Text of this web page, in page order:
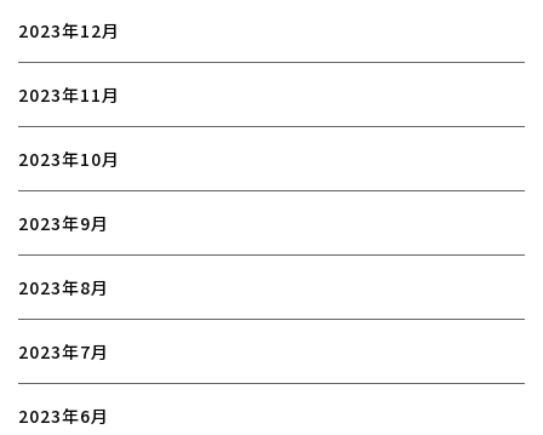
2023年12月
2023年11月
2023年10月
2023年9月
2023年8月
2023年7月
2023年6月